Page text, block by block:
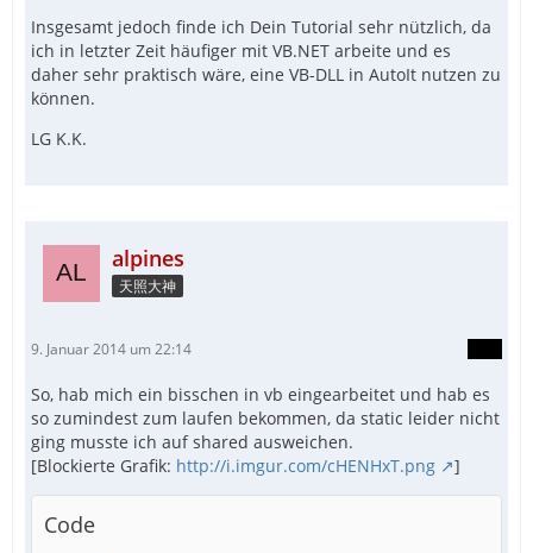
Insgesamt jedoch finde ich Dein Tutorial sehr nützlich, da
ich in letzter Zeit häufiger mit VB.NET arbeite und es
daher sehr praktisch wäre, eine VB-DLL in AutoIt nutzen zu
können.
LG K.K.
alpines
天照大神
9. Januar 2014 um 22:14
So, hab mich ein bisschen in vb eingearbeitet und hab es
so zumindest zum laufen bekommen, da static leider nicht
ging musste ich auf shared ausweichen.
[Blockierte Grafik: http://i.imgur.com/cHENHxT.png ]
Code